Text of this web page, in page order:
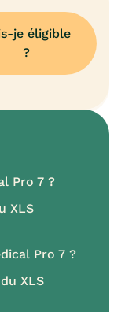
je éligible
?
Pro 7 ?
XLS
Pro 7 ?
XLS